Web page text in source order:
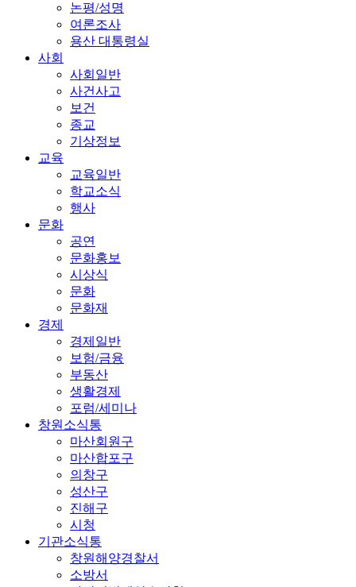
논평/성명
여론조사
용산 대통령실
사회
사회일반
사건사고
보건
종교
기상정보
교육
교육일반
학교소식
행사
문화
공연
문화홍보
시상식
문화
문화재
경제
경제일반
보험/금융
부동산
생활경제
포럼/세미나
창원소식통
마산회원구
마산합포구
의창구
성산구
진해구
시청
기관소식통
창원해양경찰서
소방서